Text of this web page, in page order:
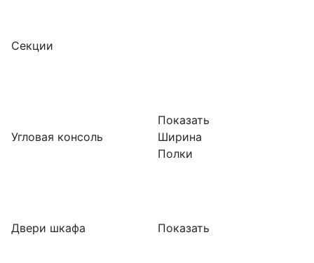
Секции
Угловая консоль
Двери шкафа
Показать
Ширина
Полки
Показать